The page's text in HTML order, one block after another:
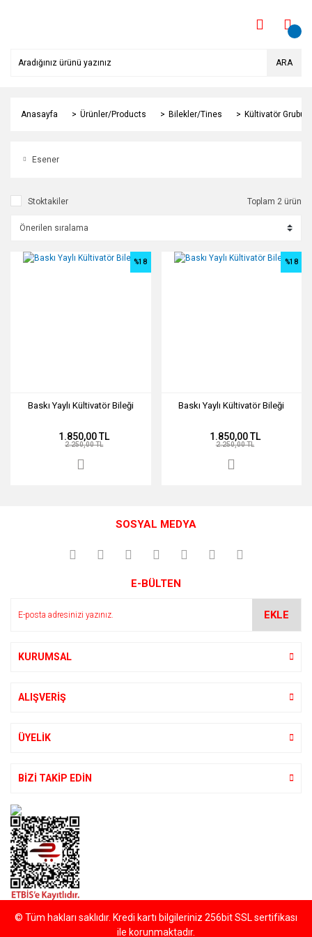
ARA
Anasayfa Ürünler/Products Bilekler/Tines Kültivatör Grubu
Esener
Stoktakiler Toplam 2 ürün
Baskı Yaylı Kültivatör Bileği
%18
1.850,00 TL
2.250,00 TL
Baskı Yaylı Kültivatör Bileği
%18
1.850,00 TL
2.250,00 TL
SOSYAL MEDYA
E-BÜLTEN
EKLE
KURUMSAL
ALIŞVERİŞ
ÜYELİK
BİZİ TAKİP EDİN
© Tüm hakları saklıdır. Kredi kartı bilgileriniz 256bit SSL sertifikası
ile korunmaktadır.